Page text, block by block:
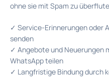
ohne sie mit Spam zu
✓ Service-Erinnerungen oder
senden
✓ Angebote und Neuerungen
WhatsApp teilen
✓ Langfristige Bindung durch